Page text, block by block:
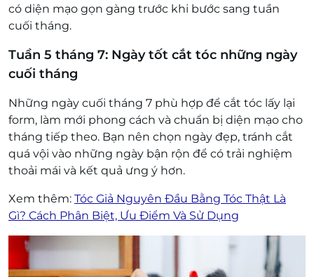
có diện mạo gọn gàng trước khi bước sang tuần
cuối tháng.
Tuần 5 tháng 7: Ngày tốt cắt tóc những ngày
cuối tháng
Những ngày cuối tháng 7 phù hợp để cắt tóc lấy lại
form, làm mới phong cách và chuẩn bị diện mạo cho
tháng tiếp theo. Bạn nên chọn ngày đẹp, tránh cắt
quá vội vào những ngày bận rộn để có trải nghiệm
thoải mái và kết quả ưng ý hơn.
Xem thêm: Tóc Giả Nguyên Đầu Bằng Tóc Thật Là
Gì? Cách Phân Biệt, Ưu Điểm Và Sử Dụng